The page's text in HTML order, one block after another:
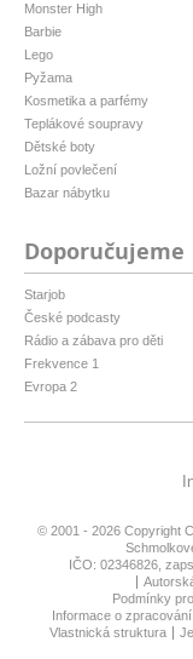
Monster High
Barbie
Lego
Pyžama
Kosmetika a parfémy
Teplákové soupravy
Dětské boty
Ložní povlečení
Bazar nábytku
Doporučujeme
Starjob
České podcasty
Rádio a zábava pro děti
Frekvence 1
Evropa 2
© 2001 - 2026 Copyright
IČO: 02346826,
Podmínky
Informace o
Vlastnická struktura